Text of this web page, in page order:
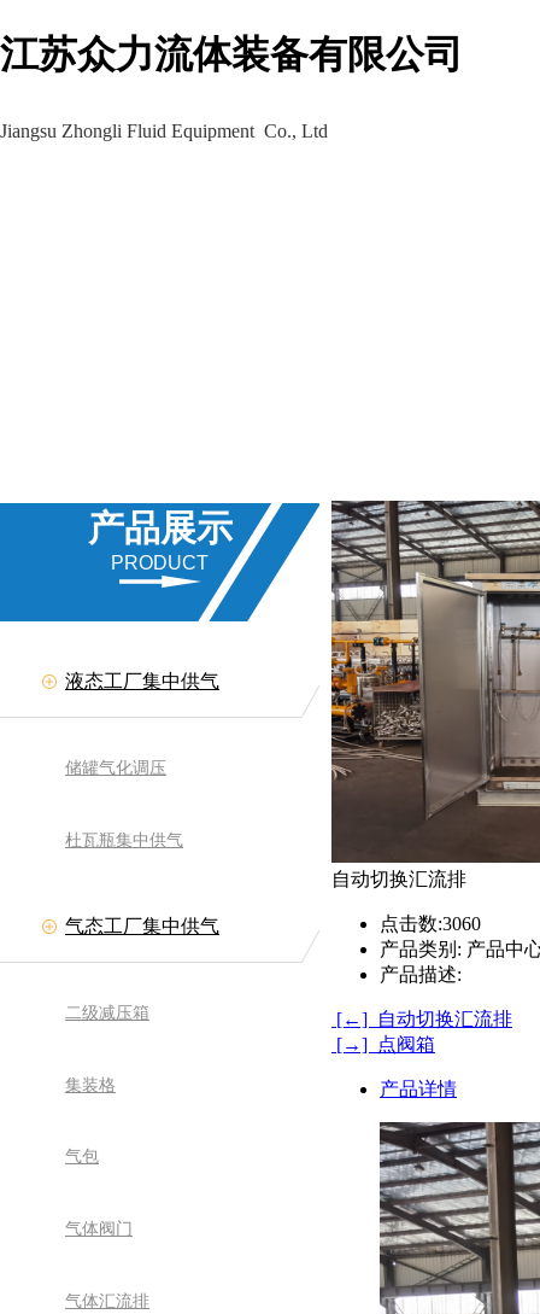
江苏众力流体装备有限公司
Jiangsu Zhongli Fluid Equipment Co., Ltd
自动切换汇流排
点击数:3060
产品类别: 产品中
产品描述:
[←] 自动切换汇流排
[→] 点阀箱
产品详情
产品展示
PRODUCT
液态工厂集中供气
储罐气化调压
杜瓦瓶集中供气
气态工厂集中供气
二级减压箱
集装格
气包
气体阀门
气体汇流排